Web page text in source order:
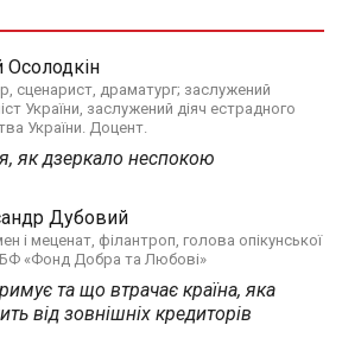
Осолодкін
сценарист, драматург; заслужений
України, заслужений діяч естрадного
України. Доцент.
як дзеркало неспокою
Дубовий
і меценат, філантроп, голова опікунської
«Фонд Добра та Любові»
та що втрачає країна, яка
від зовнішніх кредиторів